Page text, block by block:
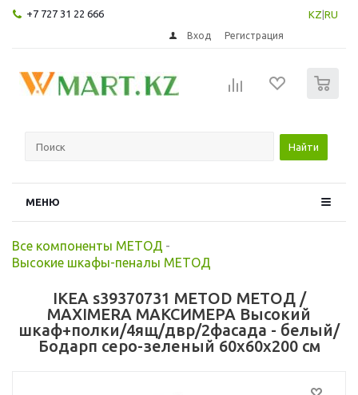
+7 727 31 22 666 KZ RU
Вход Регистрация
Найти
МЕНЮ
Все компоненты МЕТОД -
Высокие шкафы-пеналы МЕТОД
IKEA s39370731 METOD МЕТОД /
MAXIMERA МАКСИМЕРА Высокий
шкаф+полки/4ящ/двр/2фасада - белый/
Бодарп серо-зеленый 60x60x200 см